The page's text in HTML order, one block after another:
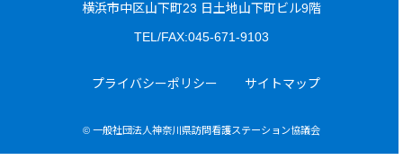
横浜市中区山下町23 日土地山下町ビル9階
TEL/FAX:045-671-9103
プライバシーポリシー サイトマップ
© 一般社団法人神奈川県訪問看護ステーション協議会